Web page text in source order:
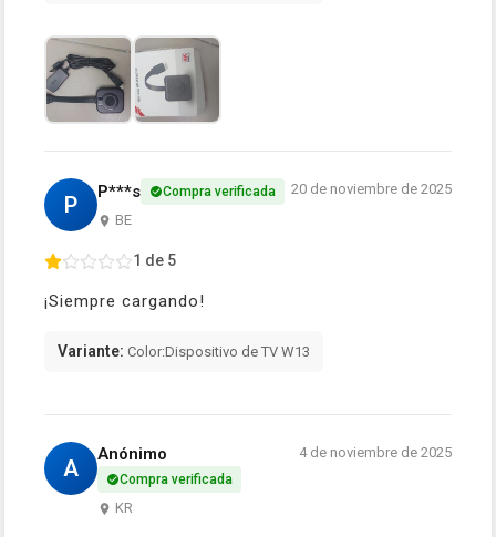
P P***s Compra verificada
BE
20 de noviembre de 2025
1 de 5
¡Siempre cargando!
Variante: Color:Dispositivo de TV W13
A
Anónimo
Compra verificada
KR
4 de noviembre de 2025